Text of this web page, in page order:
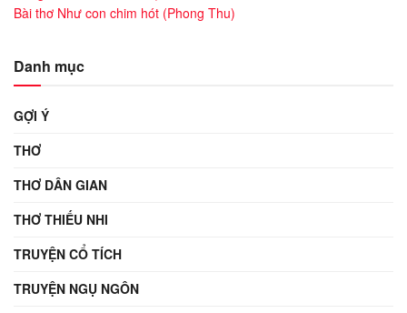
Bài thơ Như con chim hót (Phong Thu)
Danh mục
GỢI Ý
THƠ
THƠ DÂN GIAN
THƠ THIẾU NHI
TRUYỆN CỔ TÍCH
TRUYỆN NGỤ NGÔN